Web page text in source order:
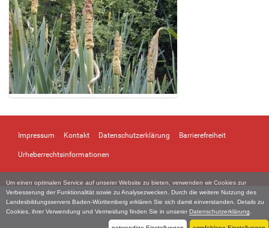
Um einen optimalen Service auf unserer Website zu bieten, verwenden wir Cookies zur
Verbesserung der Funktionalität sowie zu Analysezwecken. Durch die weitere Nutzung des
Landesbildungsservers Baden-Württemberg erklären Sie sich damit einverstanden. Details zu
Cookies, ihrer Verwendung und Vermeidung finden Sie in unserer Datenschutzerklärung
e
g
e
d
i
Impressum Kontakt Datenschutzerklärung Barrierefreiheit
Urheberrechtsinformationen